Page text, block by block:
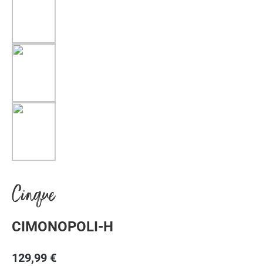
Cinque
CIMONOPOLI-H
129,99 €